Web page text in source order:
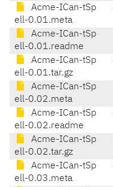
Acme-ICan-tSp
ell-0.01.meta
Acme-ICan-tSp
ell-0.01.readme
Acme-ICan-tSp
ell-0.01.tar.gz
Acme-ICan-tSp
ell-0.02.meta
Acme-ICan-tSp
ell-0.02.readme
Acme-ICan-tSp
ell-0.02.tar.gz
Acme-ICan-tSp
ell-0.03.meta